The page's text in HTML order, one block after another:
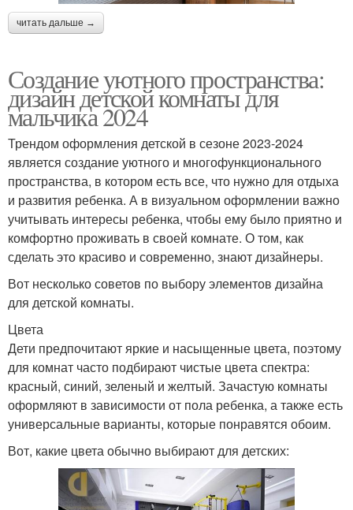
читать дальше →
Создание уютного пространства:
дизайн детской комнаты для
мальчика 2024
Трендом оформления детской в сезоне 2023-2024
является создание уютного и многофункционального
пространства, в котором есть все, что нужно для отдыха
и развития ребенка. А в визуальном оформлении важно
учитывать интересы ребенка, чтобы ему было приятно и
комфортно проживать в своей комнате. О том, как
сделать это красиво и современно, знают дизайнеры.
Вот несколько советов по выбору элементов дизайна
для детской комнаты.
Цвета
Дети предпочитают яркие и насыщенные цвета, поэтому
для комнат часто подбирают чистые цвета спектра:
красный, синий, зеленый и желтый. Зачастую комнаты
оформляют в зависимости от пола ребенка, а также есть
универсальные варианты, которые понравятся обоим.
Вот, какие цвета обычно выбирают для детских: